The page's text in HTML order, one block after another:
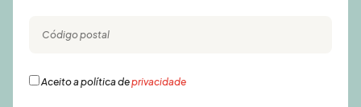
Aceito a política deprivacidade